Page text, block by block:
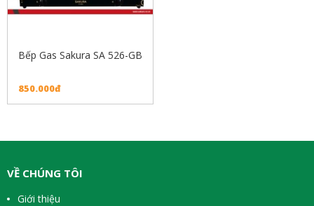
Bếp Gas Sakura SA 526-GB
850.000đ
VỀ CHÚNG TÔI
Giới thiệu